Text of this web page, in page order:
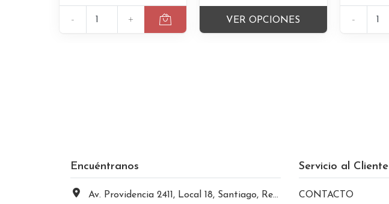
- + VER OPCIONES -
Encuéntranos
Av. Providencia 2411, Local 18, Santiago, Región Metropolitana, Chile
Servicio al Cliente
CONTACTO